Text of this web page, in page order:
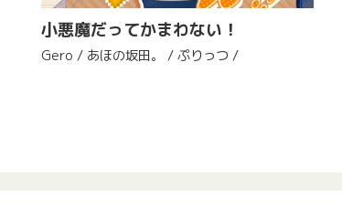
小悪魔だってかまわない！
Gero / あほの坂田。 / ぷりっつ /